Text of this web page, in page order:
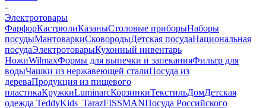
-
Электротовары
ФарфорКастрюлиКазаныСтоловые приборыНаборы
посудыМантоваркиСковородыДетская посудаНациональная
посудаЭлектротоварыКухонный инвентарь
НожиWilmaxФормы для выпечки и запеканияФильтр для
водыЧашки из нержавеющей сталиПосуда из
дереваПродукция из пищевого
пластикаКружкиLuminarcКорзинкиТекстильДомДетская
одежда TeddyKids_TarazFISSMANПосуда Российского